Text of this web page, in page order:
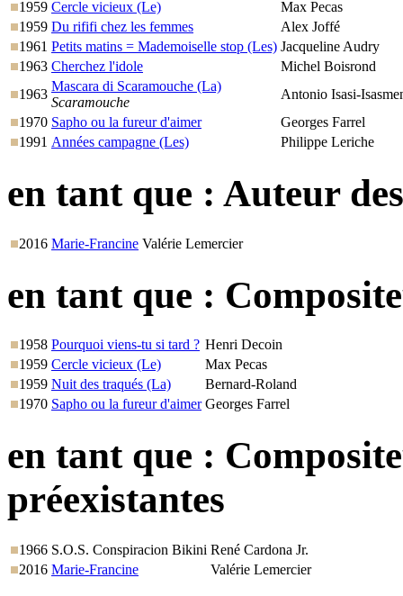
1959 Cercle vicieux (Le)
Max Pecas
1959 Du rififi chez les femmes
Alex Joffé
1961 Petits matins = Mademoiselle stop (Les) Jacqueline Audry
1963 Cherchez l'idole
Michel Boisrond
1963
Mascara di Scaramouche (La)
Scaramouche
Antonio Isasi-
1970 Sapho ou la fureur d'aimer
Georges Farrel
1991 Années campagne (Les) Philippe Leriche
en tant que : Auteur
2016 Marie-Francine Valérie Lemercier
en tant que :
1958 Pourquoi viens-tu si tard ? Henri Decoin
1959 Cercle vicieux (Le)
Max Pecas
1959 Nuit des traqués (La)
Bernard-Roland
1970 Sapho ou la fureur d'aimer Georges Farrel
en tant que :
préexistantes
1966 S.O.S. Conspiracion Bikini René Cardona Jr.
2016 Marie-Francine Valérie Lemercier